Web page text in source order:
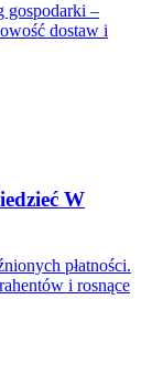
gospodarki –
dostaw i
W
płatności.
i rosnące